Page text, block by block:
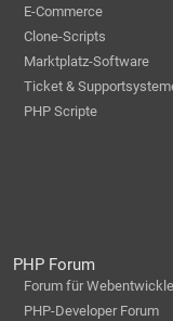
E-Commerce
Clone-Scripts
Marktplatz-Software
Ticket &
PHP Scripte
PHP Forum
Forum für
PHP-Developer Forum